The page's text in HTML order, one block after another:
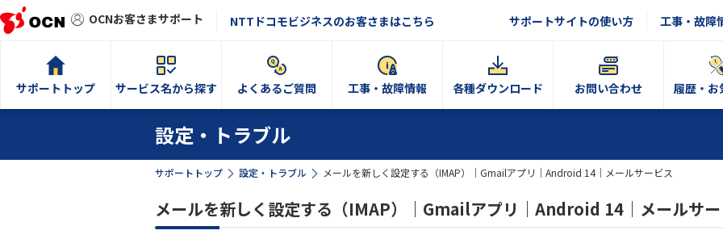
OCNお客さまサポート NTTドコモビジネスのお客さまはこちら サポートサイトの使い方 工事・故障
サポートトップ サービス名から探す よくあるご質問 工事・故障情報 各種ダウンロード お問い合わせ 履歴・お
設定・トラブル
サポートトップ 設定・トラブル メールを新しく設定する（IMAP）｜Gmailアプリ｜Android 14｜メールサービス
メールを新しく設定する（IMAP）｜Gmailアプリ｜Android 14｜メールサ